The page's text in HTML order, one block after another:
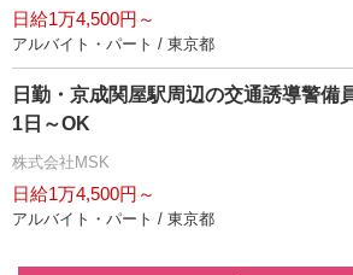
日給1万4,500円～
アルバイト・パート / 東京都
日勤・京成関屋駅周辺の交通誘導警備
1日～OK
株式会社MSK
日給1万4,500円～
アルバイト・パート / 東京都